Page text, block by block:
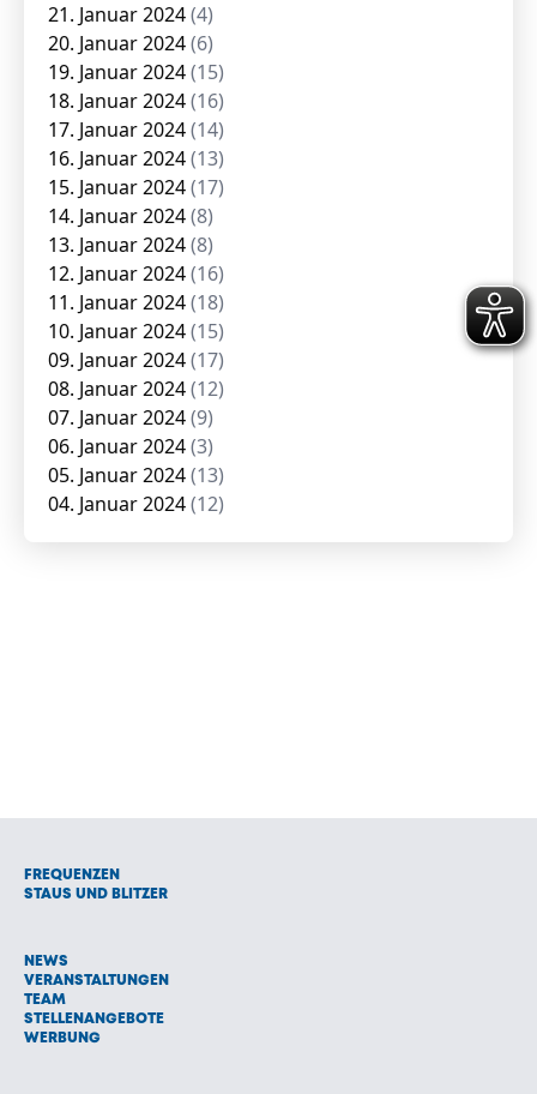
21. Januar 2024(4)
20. Januar 2024(6)
19. Januar 2024(15)
18. Januar 2024(16)
17. Januar 2024(14)
16. Januar 2024(13)
15. Januar 2024(17)
14. Januar 2024(8)
13. Januar 2024(8)
12. Januar 2024(16)
11. Januar 2024(18)
10. Januar 2024(15)
09. Januar 2024(17)
08. Januar 2024(12)
07. Januar 2024(9)
06. Januar 2024(3)
05. Januar 2024(13)
04. Januar 2024(12)
FREQUENZEN
STAUS UND BLITZER
NEWS
VERANSTALTUNGEN
TEAM
STELLENANGEBOTE
WERBUNG